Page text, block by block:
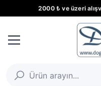
2000 ₺ ve üzeri